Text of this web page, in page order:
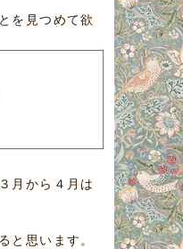
を見つめて欲
月から４月は
と思います。